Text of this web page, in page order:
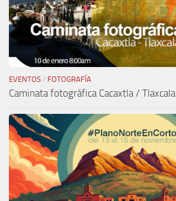
EVENTOS / FOTOGRAFÍA
Caminata fotográfica Cacaxtla / Tlaxcala